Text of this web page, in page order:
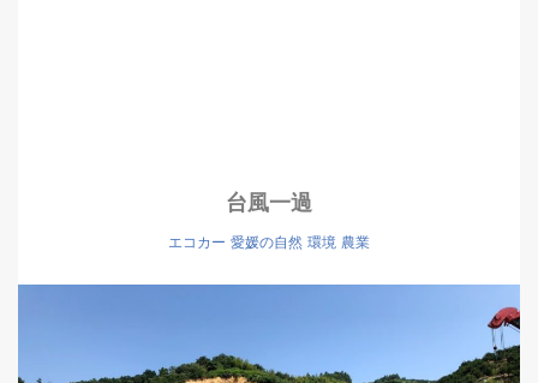
台風一過
エコカー 愛媛の自然 環境 農業